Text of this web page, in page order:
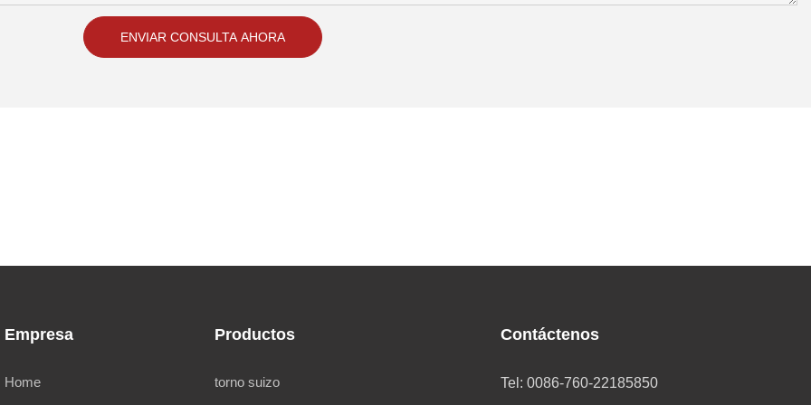
ENVIAR CONSULTA AHORA
Empresa
Home
Productos
torno suizo
Contáctenos
Tel: 0086-760-22185850